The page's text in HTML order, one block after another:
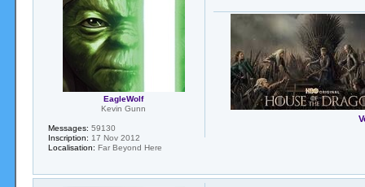
EagleWolf
Kevin Gunn
Messages: 59130
Inscription: 17 Nov 2012
Localisation: Far Beyond Here